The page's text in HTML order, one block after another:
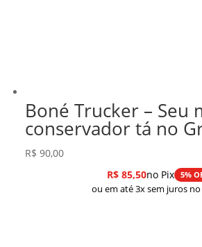
Boné Trucker – Seu
conservador tá no
R$ 90,00
R$85,50no Pix 5%
ou em até 3x sem juros